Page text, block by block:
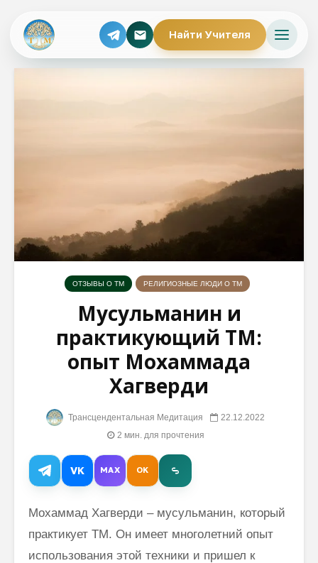
Найти Учителя
ОТЗЫВЫ О ТМ РЕЛИГИОЗНЫЕ ЛЮДИ О ТМ
Мусульманин и
практикующий ТМ:
опыт Мохаммада
Хагверди
Трансцендентальная Медитация
22.12.2022
2 мин. для прочтения
VK MAX OK
Мохаммад Хагверди – мусульманин, который
практикует ТМ. Он имеет многолетний опыт
использования этой техники и пришел к
Махариши Махеш
Йоги:
“Трансцендентное
Сознание – это
сокровищница”
Профессор
медицины о пользе
Трансцендентальной
Сознание: свет,
правитель,
источник всего